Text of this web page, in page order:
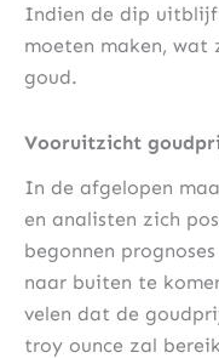
Indien de dip
moeten maken,
goud.
Vooruitzicht
In de afgelopen
en analisten zich
begonnen
naar buiten te
velen dat de
troy ounce zal